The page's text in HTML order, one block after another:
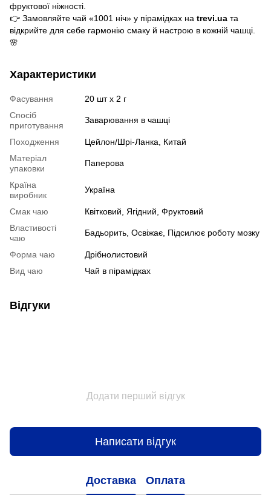
фруктової ніжності.
👉 Замовляйте чай «1001 ніч» у пірамідках на trevi.ua та
відкрийте для себе гармонію смаку й настрою в кожній чашці.
🌸
Характеристики
Фасування
20 шт x 2 г
Спосіб
приготування
Заварювання в чашці
Походження
Цейлон/Шрі-Ланка, Китай
Матеріал
упаковки
Паперова
Країна
виробник
Україна
Смак чаю
Квітковий, Ягідний, Фруктовий
Властивості
чаю
Бадьорить, Освіжає, Підсилює роботу мозку
Форма чаю
Дрібнолистовий
Вид чаю
Чай в пірамідках
Відгуки
Додати перший відгук
Написати відгук
Доставка Оплата